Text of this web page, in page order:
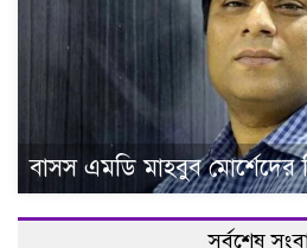
বাসস এমডি মাহবুব মোর্শেদের
সর্বশেষ